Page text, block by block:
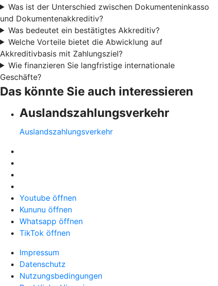
Was ist der Unterschied zwischen Dokumenteninkasso
und Dokumentenakkreditiv?
Was bedeutet ein bestätigtes Akkreditiv?
Welche Vorteile bietet die Abwicklung auf
Akkreditivbasis mit Zahlungsziel?
Wie finanzieren Sie langfristige internationale
Geschäfte?
Das könnte Sie auch interessieren
Auslandszahlungsverkehr
Auslandszahlungsverkehr
Youtube öffnen
Kununu öffnen
Whatsapp öffnen
TikTok öffnen
Impressum
Datenschutz
Nutzungsbedingungen